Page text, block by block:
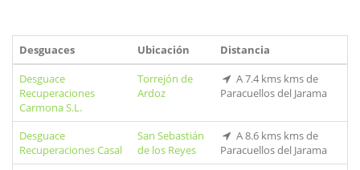
Desguaces Ubicación
Distancia
Desguace
Recuperaciones
Carmona S.L.
Torrejón de
Ardoz
A 7.4 kms kms de
Paracuellos del Jarama
Desguace
Recuperaciones Casal
San Sebastián
de los Reyes
A 8.6 kms kms de
Paracuellos del Jarama